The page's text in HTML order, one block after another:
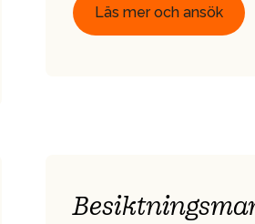
Läs mer och ansök